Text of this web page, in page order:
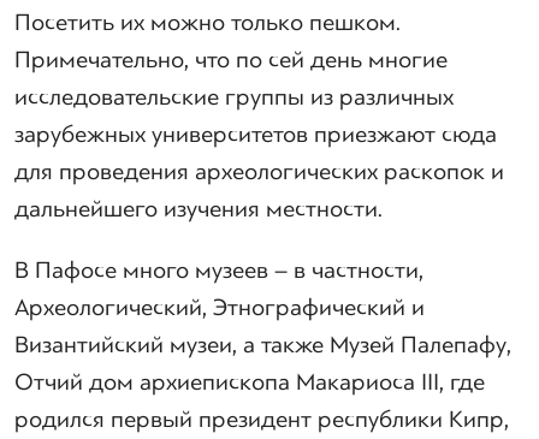
Посетить их можно только пешком.
Примечательно, что по сей день многие
исследовательские группы из различных
зарубежных университетов приезжают сюда
для проведения археологических раскопок и
дальнейшего изучения местности.
В Пафосе много музеев – в частности,
Археологический, Этнографический и
Византийский музеи, а также Музей Палепафу,
Отчий дом архиепископа Макариоса III, где
родился первый президент республики Кипр,